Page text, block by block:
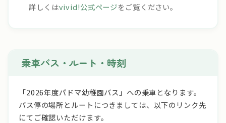
詳しくはvivid!公式ページをご覧ください。
乗車バス・ルート・時刻
「2026年度パドマ幼稚園バス」への乗車となります。
バス停の場所とルートにつきましては、以下のリンク先
にてご確認いただけます。